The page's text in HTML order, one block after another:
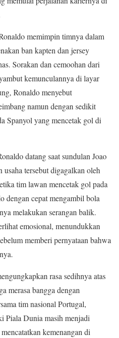
memimpin timnya dalam
ban kapten dan jersey
Sorakan dan cemoohan dari
kemunculannya di layar
Ronaldo menyebut
namun dengan sedikit
Spanyol yang mencetak gol di
datang saat sundulan Joao
tersebut digagalkan oleh
tim lawan mencetak gol pada
dengan cepat mengambil bola
melakukan serangan balik.
emosional, menundukkan
memberi pernyataan bahwa
rasa sedihnya atas
merasa bangga dengan
tim nasional Portugal,
Piala Dunia masih menjadi
kemenangan di